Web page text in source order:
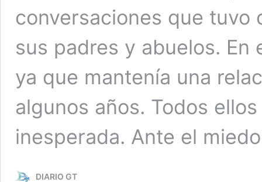
conversaciones que tuvo
sus padres y abuelos. En
ya que mantenía una
algunos años. Todos
inesperada. Ante el
DIARIO GT